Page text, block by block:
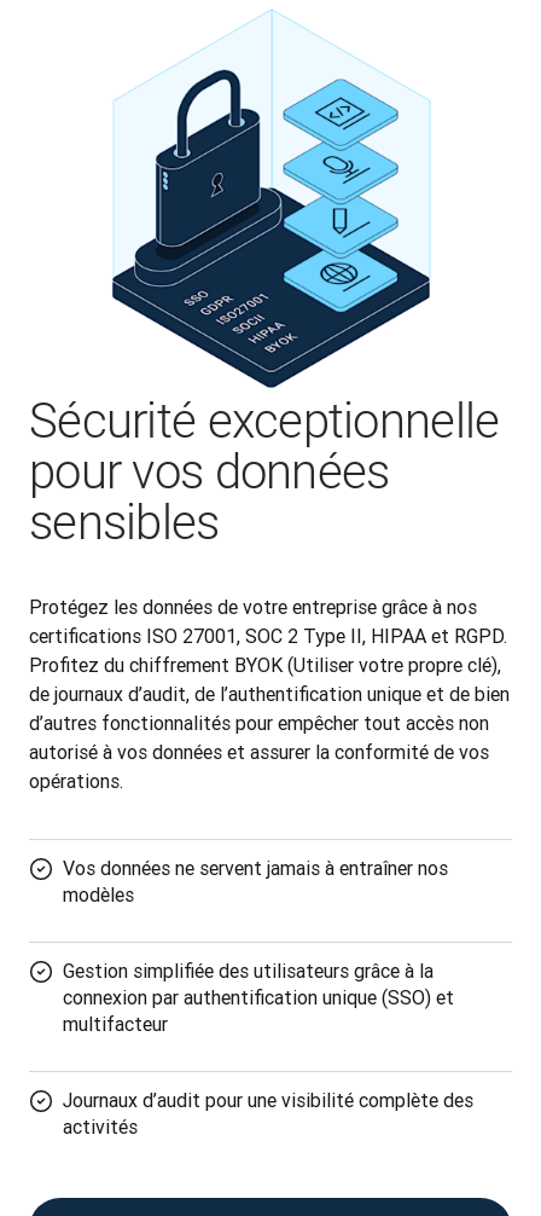
Sécurité exceptionnelle
pour vos données
sensibles
Protégez les données de votre entreprise grâce à nos
certifications ISO 27001, SOC 2 Type II, HIPAA et RGPD.
Profitez du chiffrement BYOK (Utiliser votre propre clé),
de journaux d’audit, de l’authentification unique et de bien
d’autres fonctionnalités pour empêcher tout accès non
autorisé à vos données et assurer la conformité de vos
opérations.
Vos données ne servent jamais à entraîner nos
modèles
Gestion simplifiée des utilisateurs grâce à la
connexion par authentification unique (SSO) et
multifacteur
Journaux d’audit pour une visibilité complète des
activités